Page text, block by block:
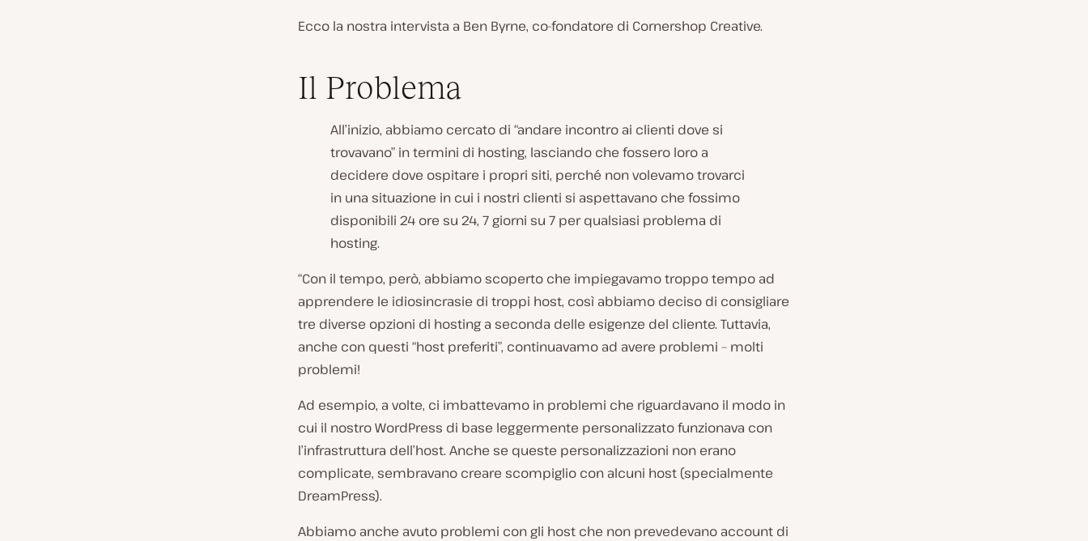
Ecco la nostra intervista a Ben Byrne, co-fondatore di Cornershop Creative.
Il Problema
All’inizio, abbiamo cercato di “andare incontro ai clienti dove si
trovavano” in termini di hosting, lasciando che fossero loro a
decidere dove ospitare i propri siti, perché non volevamo trovarci
in una situazione in cui i nostri clienti si aspettavano che fossimo
disponibili 24 ore su 24, 7 giorni su 7 per qualsiasi problema di
hosting.
“Con il tempo, però, abbiamo scoperto che impiegavamo troppo tempo ad
apprendere le idiosincrasie di troppi host, così abbiamo deciso di consigliare
tre diverse opzioni di hosting a seconda delle esigenze del cliente. Tuttavia,
anche con questi “host preferiti”, continuavamo ad avere problemi – molti
problemi!
Ad esempio, a volte, ci imbattevamo in problemi che riguardavano il modo in
cui il nostro WordPress di base leggermente personalizzato funzionava con
l’infrastruttura dell’host. Anche se queste personalizzazioni non erano
complicate, sembravano creare scompiglio con alcuni host (specialmente
DreamPress).
Abbiamo anche avuto problemi con gli host che non prevedevano account di